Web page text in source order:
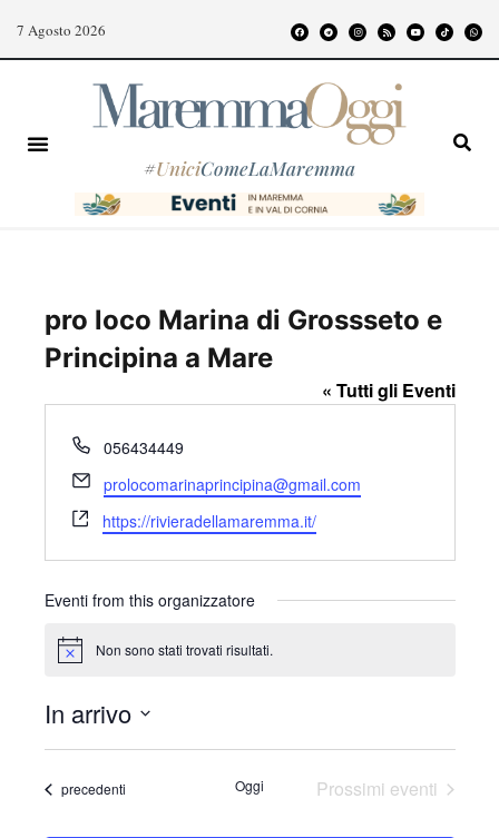
7 Agosto 2026
#UniciComeLaMaremma
pro loco Marina di Grossseto e
Principina a Mare
« Tutti gli Eventi
T
l
e
f
o
056434449
E
m
a
prolocomarinaprincipina@gmail.com
W
e
b
https://rivieradellamaremma.it/
Eventi from this organizzatore
N
i
c
e
Non sono stati trovati risultati.
In arrivo
S
l
Eventi
precedenti Oggi Prossimi eventi